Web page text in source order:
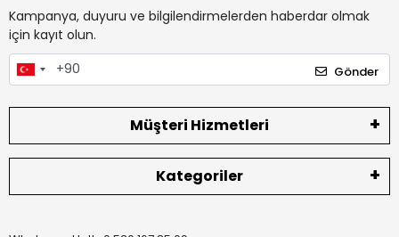
Kampanya, duyuru ve bilgilendirmelerden haberdar olmak
için kayıt olun.
Gönder
Müşteri Hizmetleri
Kategoriler